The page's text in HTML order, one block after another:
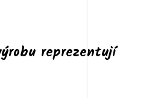
reprezentují